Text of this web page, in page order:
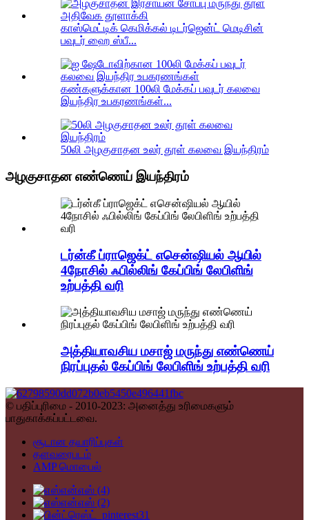
காஸ்மெட்டிக் கெமிக்கல் டிடர்ஜென்ட் மெடிசின்
பவுடர் ஹை ஸ்பீ...
கண்களுக்கான 100லி மேக்கப் பவுடர் கலவை
இயந்திர உபகரணங்கள்...
50லி அழகுசாதன உலர் தூள் கலவை இயந்திரம்
அழகுசாதன எண்ணெய் இயந்திரம்
டர்ன்கீ ப்ராஜெக்ட் எசென்ஷியல் ஆயில்
4நோசில் ஃபில்லிங் கேப்பிங் லேபிளிங்
உற்பத்தி வரி
அத்தியாவசிய மசாஜ் மருந்து எண்ணெய்
நிரப்புதல் கேப்பிங் லேபிளிங் உற்பத்தி வரி
© பதிப்புரிமை - 2010-2023: அனைத்து உரிமைகளும்
பாதுகாக்கப்பட்டவை.
சூடான தயாரிப்புகள்
தளவரைபடம்
AMP மொபைல்